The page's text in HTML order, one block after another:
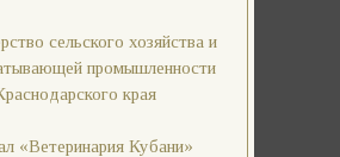
сельского хозяйства и
промышленности
края
«Ветеринария Кубани»